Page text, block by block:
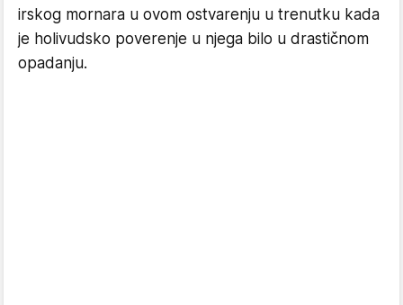
irskog mornara u ovom ostvarenju u trenutku kada
je holivudsko poverenje u njega bilo u drastičnom
opadanju.